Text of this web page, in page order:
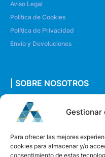
Gestionar
Para ofrecer las mejores
cookies para almacenar y/o
consentimiento de estas
Aviso Legal
Política de Cookies
Política de Privacidad
Envío y Devoluciones
| SOBRE NOSOTROS
Quiénes somos
Envíanos un mensaje